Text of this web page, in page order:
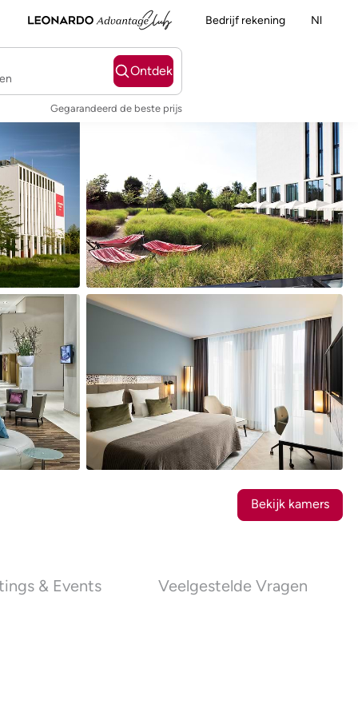
Bedrijf rekening Nl
Bekijk kamers
Ontdek
Gegarandeerd de beste prijs
& Events Veelgestelde Vragen